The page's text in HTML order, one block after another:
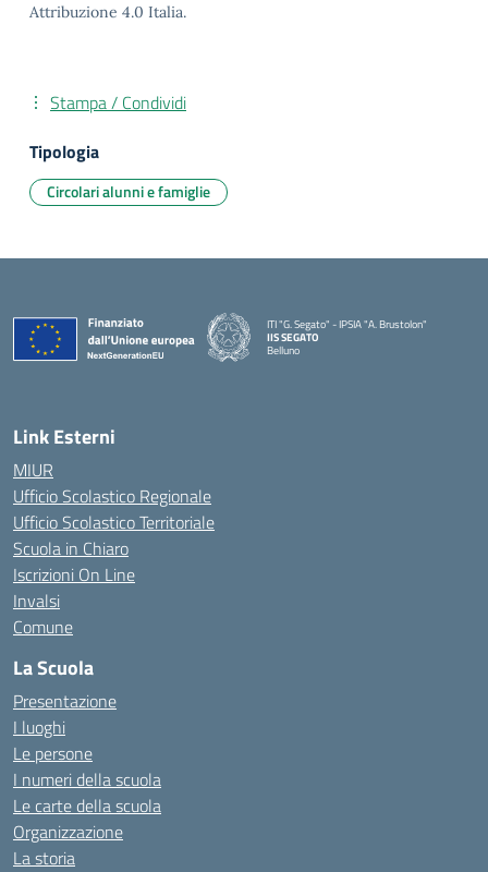
Attribuzione 4.0 Italia.
Stampa / Condividi
Tipologia
Circolari alunni e famiglie
ITI "G. Segato" - IPSIA "A. Brustolon"
IIS SEGATO
Belluno
Link Esterni
MIUR
Ufficio Scolastico Regionale
Ufficio Scolastico Territoriale
Scuola in Chiaro
Iscrizioni On Line
Invalsi
Comune
La Scuola
Presentazione
I luoghi
Le persone
I numeri della scuola
Le carte della scuola
Organizzazione
La storia